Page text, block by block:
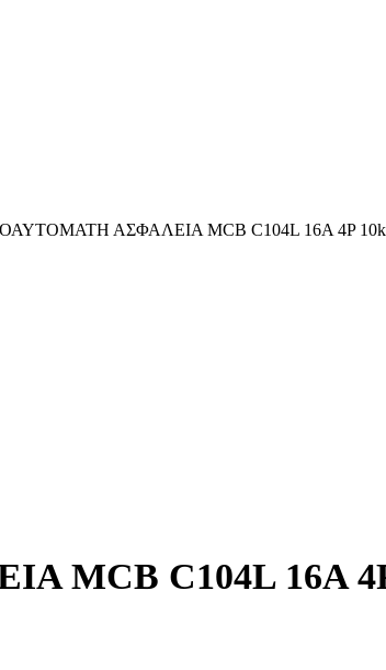
ΑΣΦΑΛΕΙΑ MCB C104L 16A 4P
MCB C104L 16A